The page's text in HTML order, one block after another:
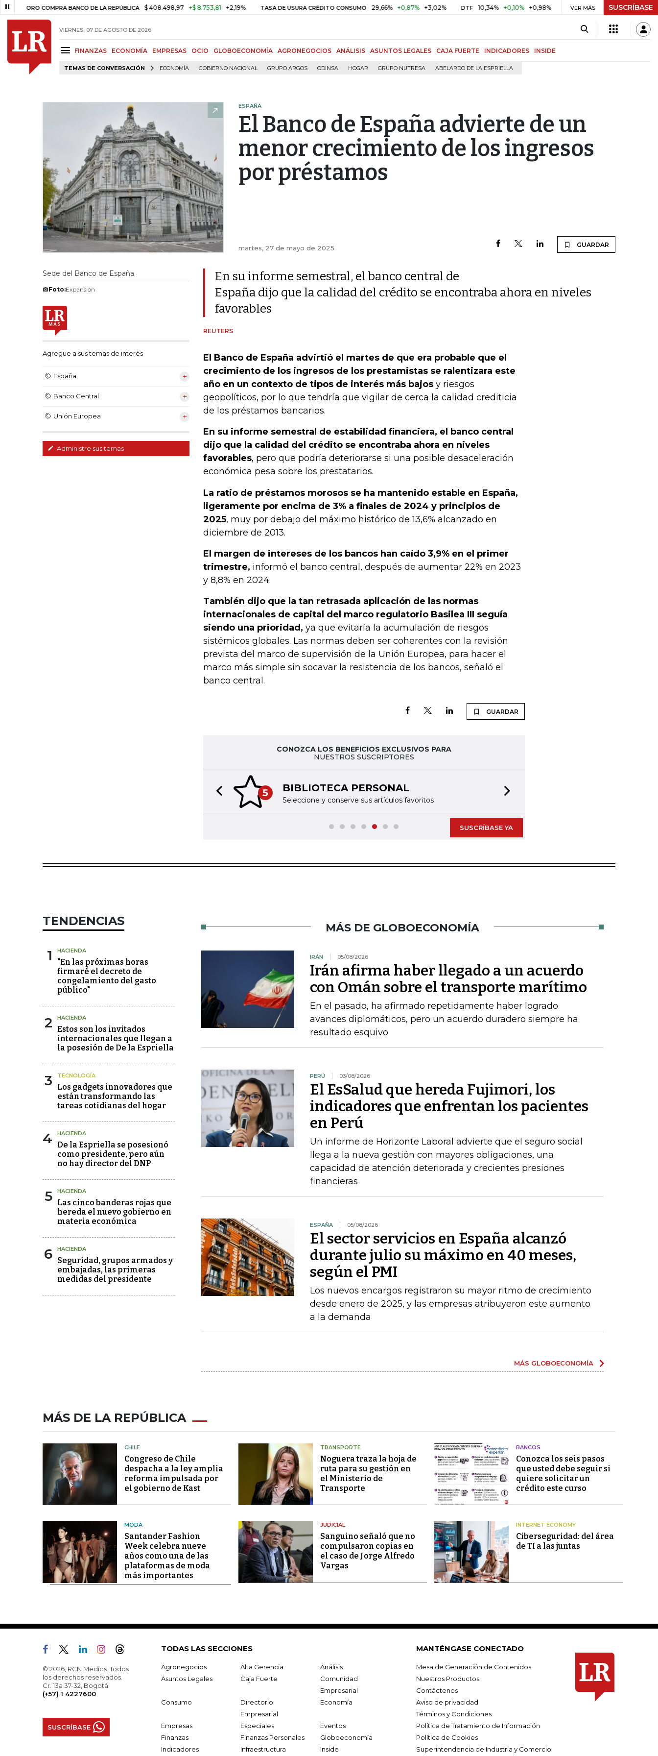
ORO COMPRA BANCO DE LA REPÚBLICA $ 408.498,97 +$ 8.753,81 +2,19% TASA DE USURA CRÉDITO CONSUMO 29,66% +0,87% +3,02% DTF 10,34% +0,10% +0,98% UVR $ 416,96 +$ 0,05 +0,01%
VER MÁS SUSCRÍBASE
VIERNES, 07 DE AGOSTO DE 2026
FINANZAS ECONOMÍA EMPRESAS OCIO GLOBOECONOMÍA AGRONEGOCIOS ANÁLISIS ASUNTOS LEGALES CAJA FUERTE INDICADORES INSIDE
TEMAS DE CONVERSACIÓN ECONOMÍA GOBIERNO NACIONAL GRUPO ARGOS ODINSA HOGAR GRUPO NUTRESA ABELARDO DE LA ESPRIELLA
ESPAÑA
El Banco de España advierte de un
menor crecimiento de los ingresos
por préstamos
martes, 27 de mayo de 2025 GUARDAR
Sede del Banco de España.
Foto:Expansión
Agregue a sus temas de interés
España
Banco Central
Unión Europea
Administre sus temas
En su informe semestral, el banco central de
España dijo que la calidad del crédito se encontraba ahora en niveles
favorables
REUTERS
El Banco de España advirtió el martes de que era probable que el
crecimiento de los ingresos de los prestamistas se ralentizara este
año en un contexto de tipos de interés más bajos y riesgos
geopolíticos, por lo que tendría que vigilar de cerca la calidad crediticia
de los préstamos bancarios.
En su informe semestral de estabilidad financiera, el banco central
dijo que la calidad del crédito se encontraba ahora en niveles
favorables, pero que podría deteriorarse si una posible desaceleración
económica pesa sobre los prestatarios.
La ratio de préstamos morosos se ha mantenido estable en España,
ligeramente por encima de 3% a finales de 2024 y principios de
2025, muy por debajo del máximo histórico de 13,6% alcanzado en
diciembre de 2013.
El margen de intereses de los bancos han caído 3,9% en el primer
trimestre, informó el banco central, después de aumentar 22% en 2023
y 8,8% en 2024.
También dijo que la tan retrasada aplicación de las normas
internacionales de capital del marco regulatorio Basilea III seguía
siendo una prioridad, ya que evitaría la acumulación de riesgos
sistémicos globales. Las normas deben ser coherentes con la revisión
prevista del marco de supervisión de la Unión Europea, para hacer el
marco más simple sin socavar la resistencia de los bancos, señaló el
banco central.
GUARDAR
CONOZCA LOS BENEFICIOS EXCLUSIVOS PARA
NUESTROS SUSCRIPTORES
5 BIBLIOTECA PERSONAL
Seleccione y conserve sus artículos favoritos
Previous slide
SUSCRÍBASE YA
TENDENCIAS
1 HACIENDA
"En las próximas horas
firmaré el decreto de
congelamiento del gasto
público"
2 HACIENDA
Estos son los invitados
internacionales que llegan a
la posesión de De la Espriella
3 TECNOLOGÍA
Los gadgets innovadores que
están transformando las
tareas cotidianas del hogar
4 HACIENDA
De la Espriella se posesionó
como presidente, pero aún
no hay director del DNP
5 HACIENDA
Las cinco banderas rojas que
hereda el nuevo gobierno en
materia económica
6 HACIENDA
Seguridad, grupos armados y
embajadas, las primeras
medidas del presidente
MÁS DE GLOBOECONOMÍA
IRÁN 05/08/2026
Irán afirma haber llegado a un acuerdo
con Omán sobre el transporte marítimo
En el pasado, ha afirmado repetidamente haber logrado
avances diplomáticos, pero un acuerdo duradero siempre ha
resultado esquivo
PERÚ 03/08/2026
El EsSalud que hereda Fujimori, los
indicadores que enfrentan los pacientes
en Perú
Un informe de Horizonte Laboral advierte que el seguro social
llega a la nueva gestión con mayores obligaciones, una
capacidad de atención deteriorada y crecientes presiones
financieras
ESPAÑA 05/08/2026
El sector servicios en España alcanzó
durante julio su máximo en 40 meses,
según el PMI
Los nuevos encargos registraron su mayor ritmo de crecimiento
desde enero de 2025, y las empresas atribuyeron este aumento
a la demanda
MÁS GLOBOECONOMÍA
MÁS DE LA REPÚBLICA
CHILE
Congreso de Chile
despacha a la ley amplia
reforma impulsada por
el gobierno de Kast
TRANSPORTE
Noguera traza la hoja de
ruta para su gestión en
el Ministerio de
Transporte
BANCOS
Conozca los seis pasos
que usted debe seguir si
quiere solicitar un
crédito este curso
MODA
Santander Fashion
Week celebra nueve
años como una de las
plataformas de moda
más importantes
JUDICIAL
Sanguino señaló que no
compulsaron copias en
el caso de Jorge Alfredo
Vargas
INTERNET ECONOMY
Ciberseguridad: del área
de TI a las juntas
© 2026, RCN Medios. Todos
los derechos reservados.
Cr. 13a 37-32, Bogotá
(+57) 1 4227600
SUSCRÍBASE
TODAS LAS SECCIONES
Agronegocios Alta Gerencia
Análisis
Asuntos Legales
Caja Fuerte
Comunidad
Empresarial
Consumo
Directorio
Empresarial
Economía
Empresas Especiales
Eventos
Finanzas
Finanzas Personales
Globoeconomía
Indicadores
Infraestructura Inside
MANTÉNGASE CONECTADO
Mesa de Generación de Contenidos
Nuestros Productos
Contáctenos
Aviso de privacidad
Términos y Condiciones
Política de Tratamiento de Información
Política de Cookies
Superintendencia de Industria y Comercio